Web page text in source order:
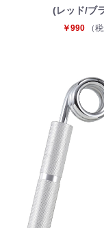
(レッド/ブ
￥990 （